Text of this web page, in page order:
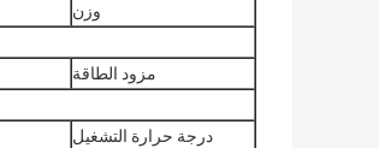
وزن
مزود الطاقة
درجة حرارة التشغيل